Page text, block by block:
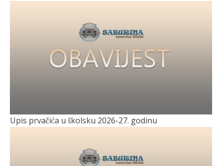
Upis prvačića u školsku 2026-27. godinu